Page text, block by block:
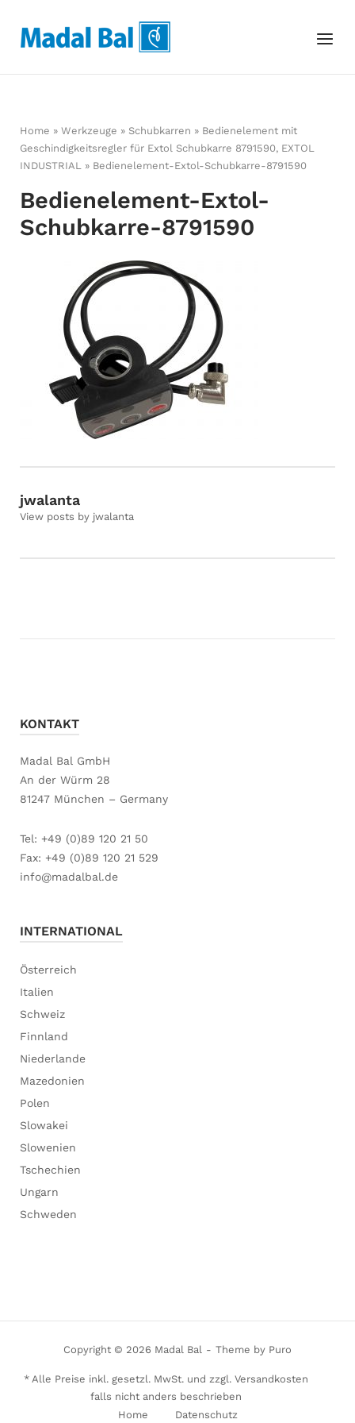
content
Home Menu
Home » Werkzeuge » Schubkarren » Bedienelement mit
Geschindigkeitsregler für Extol Schubkarre 8791590, EXTOL
INDUSTRIAL » Bedienelement-Extol-Schubkarre-8791590
Bedienelement-Extol-
Schubkarre-8791590
jwalanta
View posts by jwalanta
KONTAKT
Madal Bal GmbH
An der Würm 28
81247 München – Germany
Tel: +49 (0)89 120 21 50
Fax: +49 (0)89 120 21 529
info@madalbal.de
INTERNATIONAL
Österreich
Italien
Schweiz
Finnland
Niederlande
Mazedonien
Polen
Slowakei
Slowenien
Tschechien
Ungarn
Schweden
Copyright © 2026 Madal Bal Theme by Puro
* Alle Preise inkl. gesetzl. MwSt. und zzgl. Versandkosten
falls nicht anders beschrieben
Home
Datenschutz